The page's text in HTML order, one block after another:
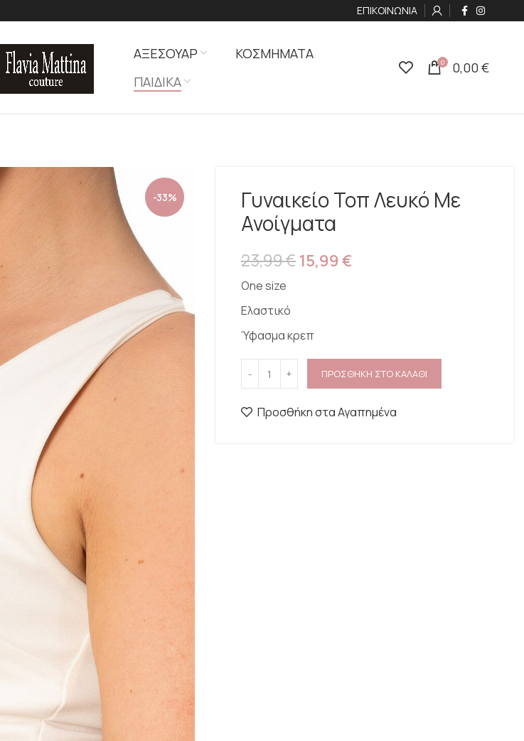
ΕΠΙΚΟΙΝΩΝΙΑ
ΑΞΕΣΟΥΑΡ
ΚΟΣΜΗΜΑΤΑ
ΠΑΙΔΙΚΑ
0 0,00€
-33%
Γυναικείο Τοπ Λευκό Με
Ανοίγματα
23,99€ 15,99 €
One size
Ελαστικό
Ύφασμα κρεπ
ΠΡΟΣΘΗΚΗ ΣΤΟ ΚΑΛΑΘΙ
Προσθήκη στα Αγαπημένα